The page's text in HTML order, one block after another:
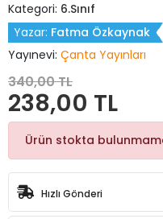
Kategori: 6.Sınıf
Yazar: Fatma Özkaynak
Yayınevi: Çanta Yayınları
340,00 TL
238,00 TL
Ürün stokta
Hızlı Gönderi